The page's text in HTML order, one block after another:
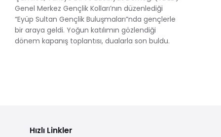
Genel Merkez Gençlik Kolları’nın düzenlediği
“Eyüp Sultan Gençlik Buluşmaları”nda gençlerle
bir araya geldi. Yoğun katılımın gözlendiği
dönem kapanış toplantısı, dualarla son buldu.
Hızlı Linkler